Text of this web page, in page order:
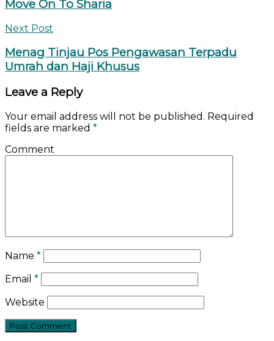
Move On To Sharia
Next Post
Menag Tinjau Pos Pengawasan Terpadu
Umrah dan Haji Khusus
Leave a Reply
Your email address will not be published. Required
fields are marked *
Comment
Name *
Email *
Website